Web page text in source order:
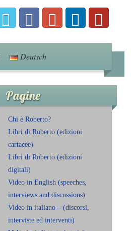
Deutsch
Pagine
Chi è Roberto?
Libri di Roberto (edizioni
cartacee)
Libri di Roberto (edizioni
digitali)
Video in English (speeches,
interviews and discussions)
Video in italiano – (discorsi,
interviste ed interventi)